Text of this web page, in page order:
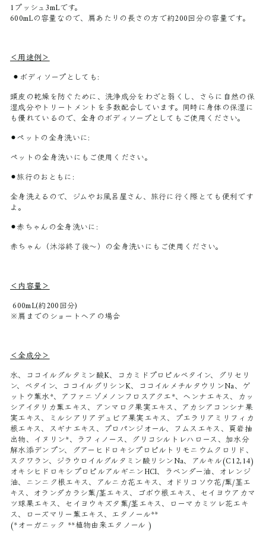
1プッシュ3mLです。
600mLの容量なので、肩あたりの長さの方で約200回分の容量です。
＜用途例＞
⚫︎ボディソープとしても:
頭皮の乾燥を防ぐために、洗浄成分をわざと弱くし、さらに自然の保
湿成分やトリートメントを多数配合しています。同時に身体の保湿に
も優れているので、全身のボディソープとしてもご使用ください。
⚫︎ペットの全身洗いに:
ペットの全身洗いにもご使用ください。
⚫︎旅行のおともに:
全身洗えるので、ジムやお風呂屋さん、旅行に行く際とても便利です
よ。
⚫︎赤ちゃんの全身洗いに:
赤ちゃん（沐浴終了後～）の全身洗いにもご使用ください。
＜内容量＞
600mL(約200回分)
※肩までのショートヘアの場合
＜全成分＞
水、ココイルグルタミン酸K、コカミドプロピルベタイン、グリセリ
ン、べタイン、ココイルグリシンK、ココイルメチルタウリンNa、ゲ
ットウ葉水*、アファニゾメノンフロスアクエ*、ヘンナエキス、カッ
シアイタリカ葉エキス、アンマロク果実エキス、アカシアコンシナ果
実エキス、ミルシアリアデュビア果実エキス、プエラリアミリフィカ
根エキス、スギナエキス、プロパンジオール、フムスエキス、頁岩抽
出物、イヌリン*、ラフィノース、グリコシルトレハロース、加水分
解水添デンプン、グアーヒドロキシプロピルトリモニウムクロリド、
スクワラン、ジラウロイルグルタミン酸リシンNa、アルキル(C12,14)
オキシヒドロキシプロピルアルギニンHCl、ラベンダー油、オレンジ
油、ニンニク根エキス、アルニカ花エキス、オドリコソウ花/葉/茎エ
キス、オランダカラシ葉/茎エキス、ゴボウ根エキス、セイヨウアカマ
ツ球果エキス、セイヨウキズタ葉/茎エキス、ローマカミツレ花エキ
ス、ローズマリー葉エキス、エタノール**
(*オーガニック **植物由来エタノール )